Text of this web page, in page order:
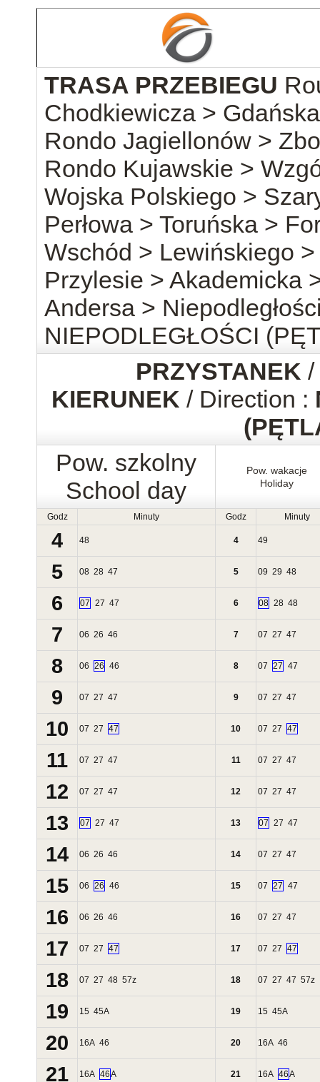
TRASA PRZEBIEGU
Chodkiewicza >
Rondo Jagiellonów >
Rondo Kujawskie >
Wojska Polskiego >
Perłowa > Toruńska >
Wschód > Lewińskiego
Przylesie > Akademicka
Andersa >
NIEPODLEGŁOŚCI
PRZYSTANEK /
KIERUNEK / Direction :
Pow. szkolny
School day
Pow. wakacje
Holiday
Godz Minuty Godz Minuty
4 48 4 49
5 08 28 47 5 09 29 48
6 07 27 47 6 08 28 48
7 06 26 46 7 07 27 47
8 06 26 46 8 07 27 47
9 07 27 47 9 07 27 47
10 07 27 47 10 07 27 47
11 07 27 47 11 07 27 47
12 07 27 47 12 07 27 47
13 07 27 47 13 07 27 47
14 06 26 46 14 07 27 47
15 06 26 46 15 07 27 47
16 06 26 46 16 07 27 47
17 07 27 47 17 07 27 47
18 07 27 48 57z 18 07 27 47 57z
19 15 45A 19 15 45A
20 16A 46 20 16A 46
21 16A 46A 21 16A 46A